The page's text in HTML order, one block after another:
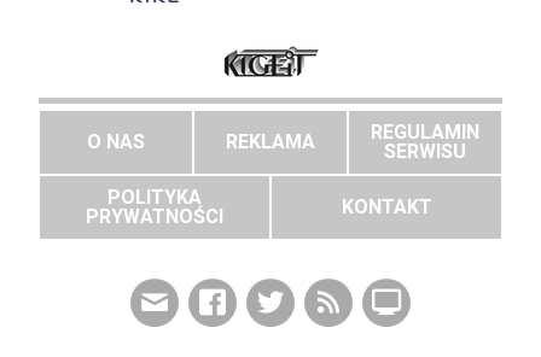
O NAS REKLAMA
REGULAMIN
SERWISU
POLITYKA
PRYWATNOŚCI
KONTAKT